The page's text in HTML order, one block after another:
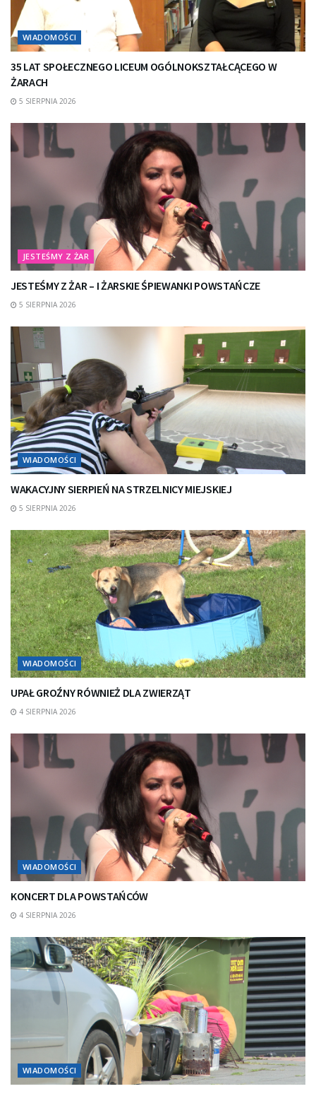
WIADOMOŚCI
35 LAT SPOŁECZNEGO LICEUM OGÓLNOKSZTAŁCĄCEGO W
ŻARACH
5 SIERPNIA 2026
JESTEŚMY Z ŻAR
JESTEŚMY Z ŻAR – I ŻARSKIE ŚPIEWANKI POWSTAŃCZE
5 SIERPNIA 2026
WIADOMOŚCI
WAKACYJNY SIERPIEŃ NA STRZELNICY MIEJSKIEJ
5 SIERPNIA 2026
WIADOMOŚCI
UPAŁ GROŹNY RÓWNIEŻ DLA ZWIERZĄT
4 SIERPNIA 2026
WIADOMOŚCI
KONCERT DLA POWSTAŃCÓW
4 SIERPNIA 2026
WIADOMOŚCI